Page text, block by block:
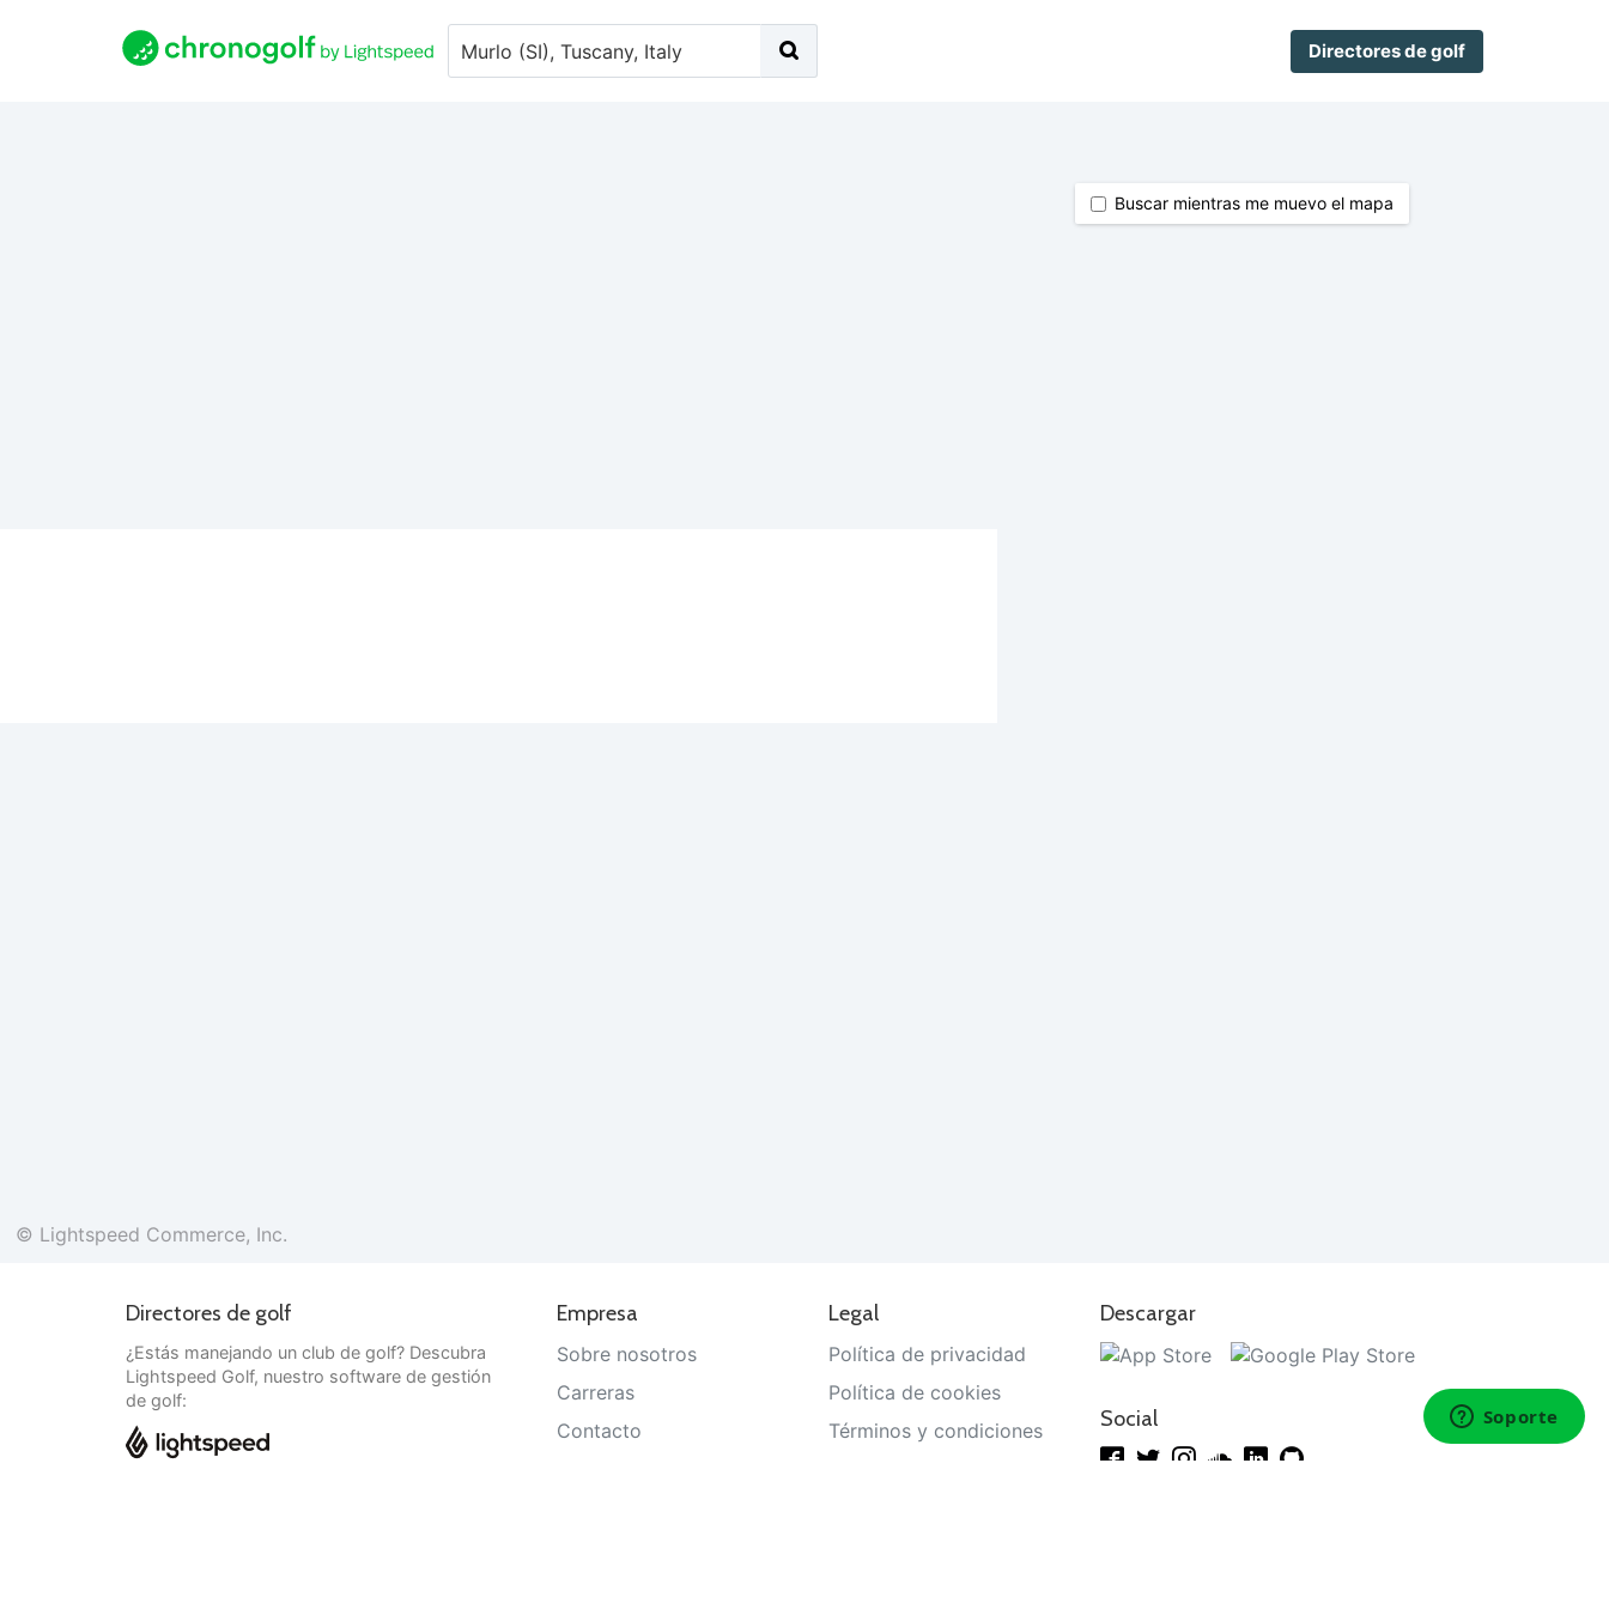
Directores de golf
© Lightspeed Commerce, Inc.
Buscar mientras me muevo el mapa
Directores de golf
¿Estás manejando un club de golf? Descubra
Lightspeed Golf, nuestro software de gestión
de golf:
Empresa
Sobre nosotros
Carreras
Contacto
Legal
Política de privacidad
Política de cookies
Términos y condiciones
Descargar
Social